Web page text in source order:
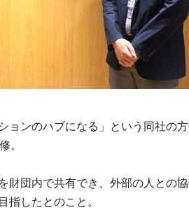
ョンのハブになる」という同社の
。
財団内で共有でき、外部の人との
指したとのこと。